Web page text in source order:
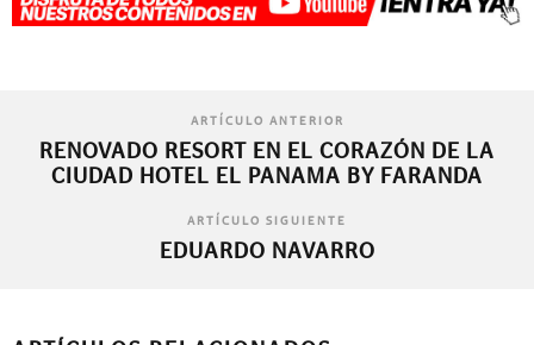
ARTÍCULO ANTERIOR
RENOVADO RESORT EN EL CORAZÓN DE LA
CIUDAD HOTEL EL PANAMA BY FARANDA
ARTÍCULO SIGUIENTE
EDUARDO NAVARRO